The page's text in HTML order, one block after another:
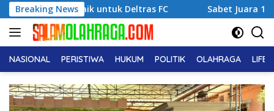
Langsung
ke
konten
Breaking News
untuk Deltras FC Sabet Juara 1 Usia Dini,
NASIONAL PERISTIWA HUKUM POLITIK OLAHRAGA